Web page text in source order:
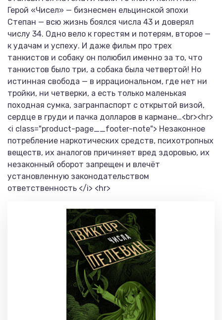
Герой «Чисел» — бизнесмен ельцинской эпохи
Степан — всю жизнь боялся числа 43 и доверял
числу 34. Одно вело к горестям и потерям, второе —
к удачам и успеху. И даже фильм про трех
танкистов и собаку он полюбил именно за то, что
танкистов было три, а собака была четвертой! Но
истинная свобода — в иррациональном, где нет ни
тройки, ни четверки, а есть только маленькая
походная сумка, загранпаспорт с открытой визой,
сердце в груди и пачка долларов в кармане…<br><hr>
<i class="product-page__footer-note"> Незаконное
потребление наркотических средств, психотропных
веществ, их аналогов причиняет вред здоровью, их
незаконный оборот запрещен и влечёт
установленную законодательством
ответственность </i> <hr>